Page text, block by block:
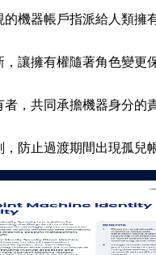
的機器帳戶指派給人類擁
，讓擁有權隨著角色變更
者，共同承擔機器身分的
，防止過渡期間出現孤兒